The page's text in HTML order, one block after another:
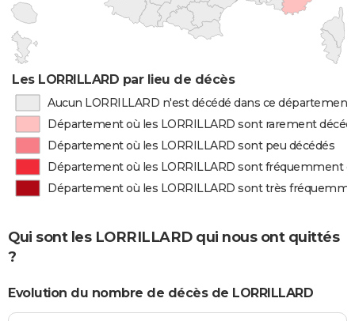
Les LORRILLARD par lieu de décès
Aucun LORRILLARD n'est décédé dans ce département
Département où les LORRILLARD sont rarement
Département où les LORRILLARD sont peu décédés
Département où les LORRILLARD sont fréquemment
Département où les LORRILLARD sont très
Qui sont les LORRILLARD qui nous ont quittés
?
Evolution du nombre de décès de LORRILLARD